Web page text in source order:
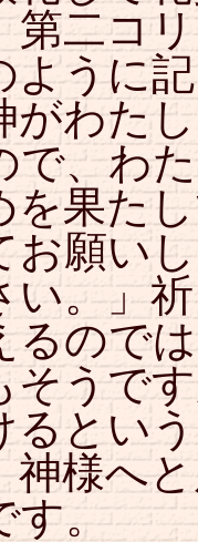
第二コ
ように
がわた
で、わ
を果た
お願い
い。」
るので
そうで
るとい
神様へ
す。